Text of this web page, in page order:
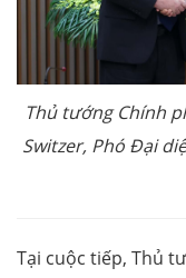
Thủ tướng Chính
Switzer, Phó Đại
Tại cuộc tiếp, Thủ